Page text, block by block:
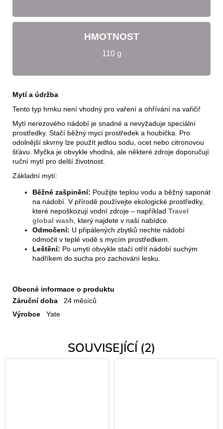
HMOTNOST
110 g
Mytí a údržba
Tento typ hrnku není vhodný pro vaření a ohřívání na vařiči!
Mytí nerezového nádobí je snadné a nevyžaduje speciální
prostředky. Stačí běžný mycí prostředek a houbička. Pro
odolnější skvrny lze použít jedlou sodu, ocet nebo citronovou
šťávu. Myčka je obvykle vhodná, ale některé zdroje doporučují
ruční mytí pro delší životnost.
Základní mytí:
Běžné zašpinění: Použijte teplou vodu a běžný saponát
na nádobí. V přírodě používejte ekologické prostředky,
které nepoškozují vodní zdroje – například Travel
global wash , který najdete v naší nabídce.
Odmočení: U připálených zbytků nechte nádobí
odmočit v teplé vodě s mycím prostředkem.
Leštění: Po umytí obvykle stačí otřít nádobí suchým
hadříkem do sucha pro zachování lesku.
Obecné informace o produktu
Záruční doba
24 měsíců
Výrobce
Yate
SOUVISEJÍCÍ (2)